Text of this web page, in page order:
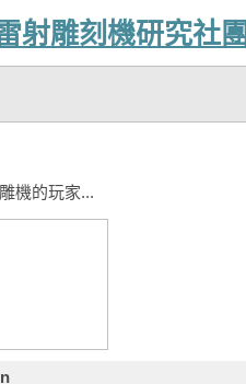
射雕刻機研究社團
機的玩家...